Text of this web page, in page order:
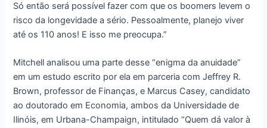
Só então será possível fazer com que os boomers levem o
risco da longevidade a sério. Pessoalmente, planejo viver
até os 110 anos! E isso me preocupa.”
Mitchell analisou uma parte desse “enigma da anuidade”
em um estudo escrito por ela em parceria com Jeffrey R.
Brown, professor de Finanças, e Marcus Casey, candidato
ao doutorado em Economia, ambos da Universidade de
Ilinóis, em Urbana-Champaign, intitulado “Quem dá valor à